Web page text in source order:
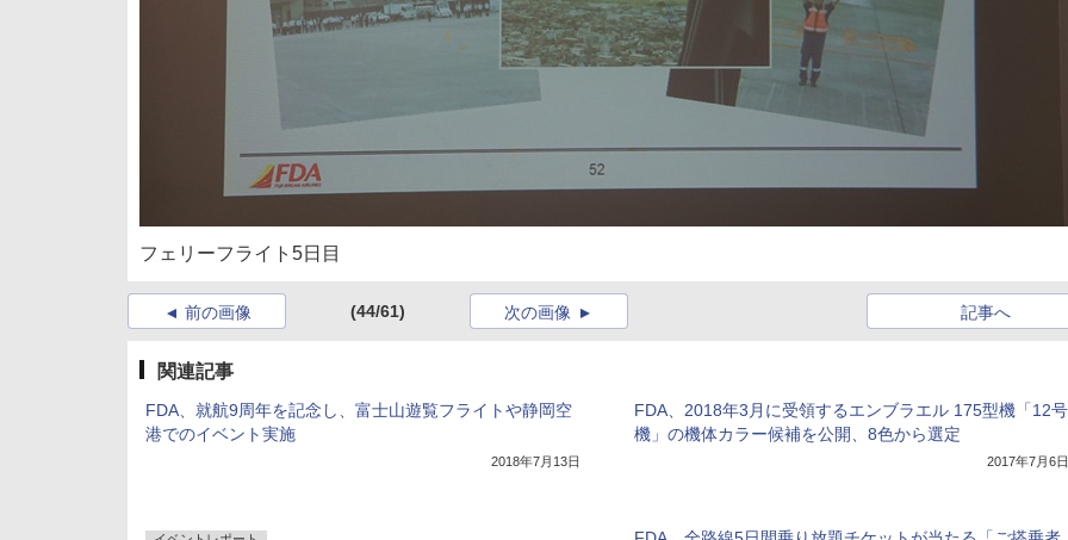
フェリーフライト5日目
前の画像 (44/61) 次の画像 記事へ
関連記事
FDA、就航9周年を記念し、富士山遊覧フライトや静岡空
港でのイベント実施
2018年7月13日
FDA、2018年3月に受領するエンブラエル 175型機「12号
機」の機体カラー候補を公開、8色から選定
2017年7月6日